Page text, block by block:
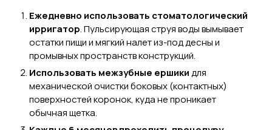
Ежедневно использовать стоматологический
ирригатор. Пульсирующая струя воды вымывает
остатки пищи и мягкий налет из-под десны и
промывных пространств конструкций.
Использовать межзубные ершикидля
механической очистки боковых (контактных)
поверхностей коронок, куда не проникает
обычная щетка.